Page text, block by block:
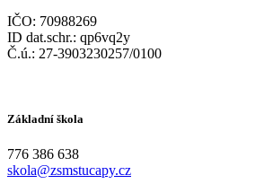
IČO: 70988269
ID dat.schr.: qp6vq2y
Č.ú.: 27-3903230257/0100
Základní škola
776 386 638
skola@zsmstucapy.cz